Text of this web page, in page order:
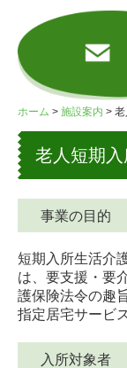
老人デイサー
グループホー
お申込みについて
採用情報
募集要項（介護
募集要項（介
募集要項（入
ホーム 施設案内
老人短期
事業の目的
短期入所生活介
は、要支援・要
護保険法令の趣
指定居宅サービ
入所対象者